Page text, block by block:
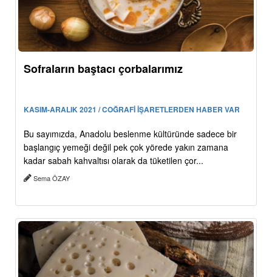
Sofraların baştacı çorbalarımız
KASIM-ARALIK 2021 / COĞRAFİ İŞARETLERDEN HABER VAR
Bu sayımızda, Anadolu beslenme kültüründe sadece bir
başlangıç yemeği değil pek çok yörede yakın zamana
kadar sabah kahvaltısı olarak da tüketilen çor...
Sema ÖZAY